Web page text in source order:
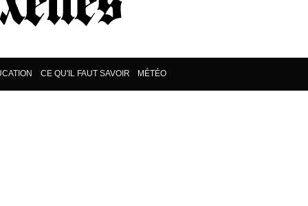
CE QU'IL FAUT SAVOIR MÉTÉO